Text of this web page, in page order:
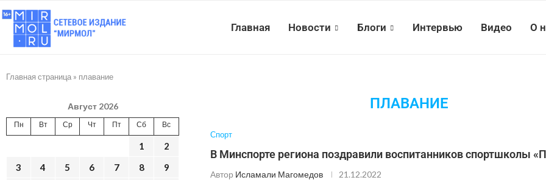
Главная Новости Блоги Интервью Видео О
Главная страница » плавание
ПЛАВАНИЕ
Спорт
В Минспорте региона поздравили воспитанников спортшколы
Автор Исламали Магомедов 21.12.2022
Август 2026
Пн Вт Ср Чт Пт Сб Вс
1
2
3
4 5 6 7 8
9